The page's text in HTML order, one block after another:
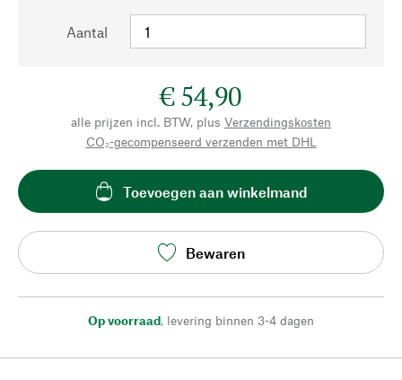
Aantal
€ 54,90
alle prijzen incl. BTW, plus Verzendingskosten
CO₂-gecompenseerd verzenden met DHL
Toevoegen aan winkelmand
Bewaren
Op voorraad, levering binnen 3-4 dagen